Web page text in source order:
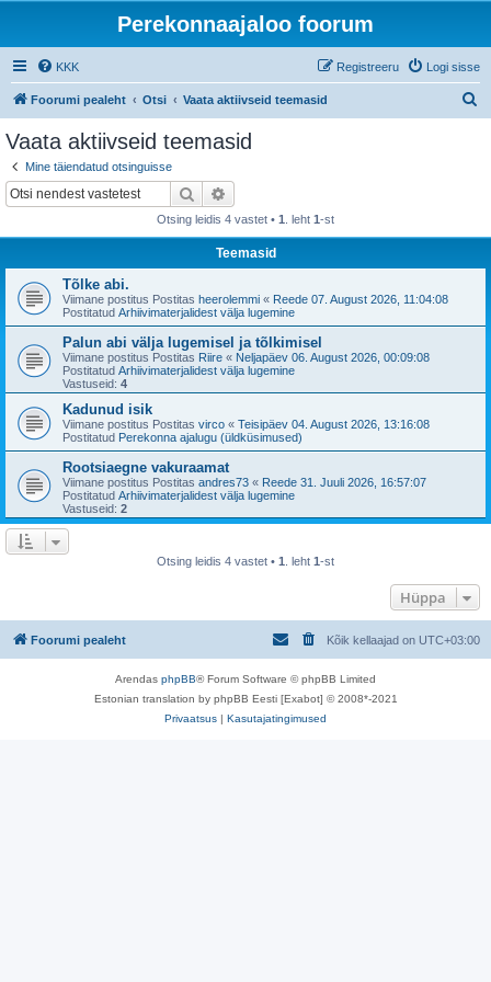
Perekonnaajaloo foorum
KKK Logi sisse
Registreeru
Foorumi pealeht Otsi Vaata aktiivseid teemasid
Vaata aktiivseid teemasid
Mine täiendatud otsinguisse
Otsi
Otsing leidis 4 vastet • 1 . leht 1-st
Teemasid
Tõlke abi.
Viimane postitus Postitas heerolemmi « Reede 07. August 2026, 11:04:08
Postitatud Arhiivimaterjalidest välja lugemine
Palun abi välja lugemisel ja tõlkimisel
Viimane postitus Postitas Riire « Neljapäev 06. August 2026, 00:09:08
Postitatud Arhiivimaterjalidest välja lugemine
Vastuseid: 4
Kadunud isik
Viimane postitus Postitas virco « Teisipäev 04. August 2026, 13:16:08
Postitatud Perekonna ajalugu (üldküsimused)
Rootsiaegne vakuraamat
Viimane postitus Postitas andres73 « Reede 31. Juuli 2026, 16:57:07
Postitatud Arhiivimaterjalidest välja lugemine
Vastuseid: 2
Otsing leidis 4 vastet • 1 . leht 1-st
Hüppa
Foorumi pealeht Kõik kellaajad on UTC+03:00
Arendas phpBB® Forum Software © phpBB Limited
Estonian translation by phpBB Eesti [Exabot] © 2008*-2021
Privaatsus | Kasutajatingimused